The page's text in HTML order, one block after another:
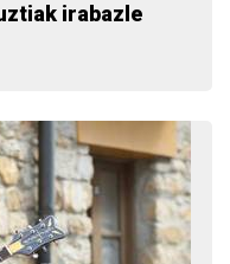
irabazle